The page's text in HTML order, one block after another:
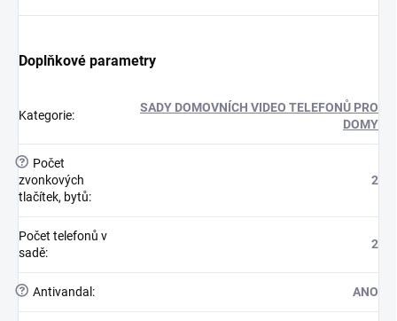
Doplňkové parametry
Kategorie:
SADY DOMOVNÍCH VIDEO TELEFONŮ PRO
DOMY
?
Počet
zvonkových
tlačítek, bytů:
2
Počet telefonů v
sadě:
2
? Antivandal : ANO